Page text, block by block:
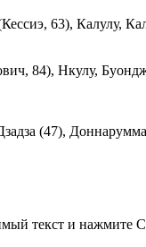
63), Калулу,
84), Нкулу,
(47),
текст и нажмите